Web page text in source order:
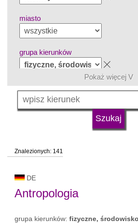
miasto
grupa kierunków
język
status uczelni
Pokaż więcej V
Znalezionych: 141
DE
Antropologia
grupa kierunków: fizyczne, środowisko